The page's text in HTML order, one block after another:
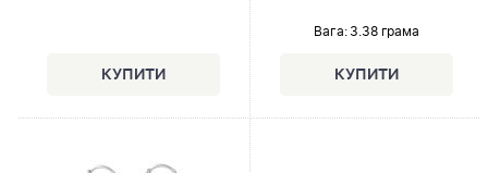
Вага: 3.38 грама